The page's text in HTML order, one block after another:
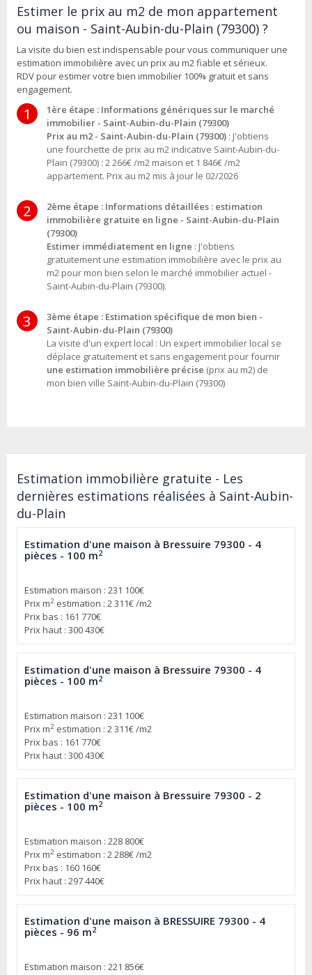
Estimer le prix au m2 de mon appartement
ou maison - Saint-Aubin-du-Plain (79300) ?
La visite du bien est indispensable pour vous communiquer une
estimation immobilière avec un prix au m2 fiable et sérieux.
RDV pour estimer votre bien immobilier 100% gratuit et sans
engagement.
1
1ère étape : Informations génériques sur le marché
immobilier - Saint-Aubin-du-Plain (79300)
Prix au m2 - Saint-Aubin-du-Plain (79300) : J'obtiens
une fourchette de prix au m2 indicative Saint-Aubin-du-
Plain (79300) : 2 266€ /m2 maison et 1 846€ /m2
appartement. Prix au m2 mis à jour le 02/2026
2
2ème étape : Informations détaillées : estimation
immobilière gratuite en ligne - Saint-Aubin-du-Plain
(79300)
Estimer immédiatement en ligne : J'obtiens
gratuitement une estimation immobilière avec le prix au
m2 pour mon bien selon le marché immobilier actuel -
Saint-Aubin-du-Plain (79300).
3
3ème étape : Estimation spécifique de mon bien -
Saint-Aubin-du-Plain (79300)
La visite d'un expert local : Un expert immobilier local se
déplace gratuitement et sans engagement pour fournir
une estimation immobilière précise (prix au m2) de
mon bien ville Saint-Aubin-du-Plain (79300)
Estimation immobilière gratuite - Les
dernières estimations réalisées à Saint-Aubin-
du-Plain
Estimation d'une maison à Bressuire 79300 - 4
pièces - 100 m2
Estimation maison : 231 100€
Prix m2 estimation : 2 311€ /m2
Prix bas : 161 770€
Prix haut : 300 430€
Estimation d'une maison à Bressuire 79300 - 4
pièces - 100 m2
Estimation maison : 231 100€
Prix m2 estimation : 2 311€ /m2
Prix bas : 161 770€
Prix haut : 300 430€
Estimation d'une maison à Bressuire 79300 - 2
pièces - 100 m2
Estimation maison : 228 800€
Prix m2 estimation : 2 288€ /m2
Prix bas : 160 160€
Prix haut : 297 440€
Estimation d'une maison à BRESSUIRE 79300 - 4
pièces - 96 m2
Estimation maison : 221 856€